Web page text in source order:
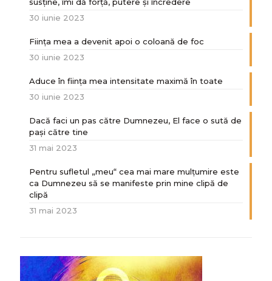
susține, îmi dă forță, putere și încredere
30 iunie 2023
Ființa mea a devenit apoi o coloană de foc
30 iunie 2023
Aduce în ființa mea intensitate maximă în toate
30 iunie 2023
Dacă faci un pas către Dumnezeu, El face o sută de
paşi către tine
31 mai 2023
Pentru sufletul „meu“ cea mai mare mulțumire este
ca Dumnezeu să se manifeste prin mine clipă de
clipă
31 mai 2023